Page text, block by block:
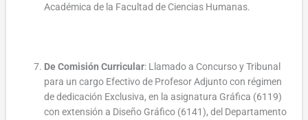
Académica de la Facultad de Ciencias Humanas.
De Comisión Curricular: Llamado a Concurso y Tribunal
para un cargo Efectivo de Profesor Adjunto con régimen
de dedicación Exclusiva, en la asignatura Gráfica (6119)
con extensión a Diseño Gráfico (6141), del Departamento